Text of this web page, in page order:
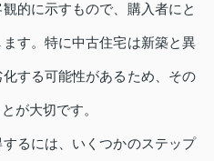
的に示すもので、購入者にと
す。特に中古住宅は新築と異
する可能性があるため、その
が大切です。
するには、いくつかのステップ